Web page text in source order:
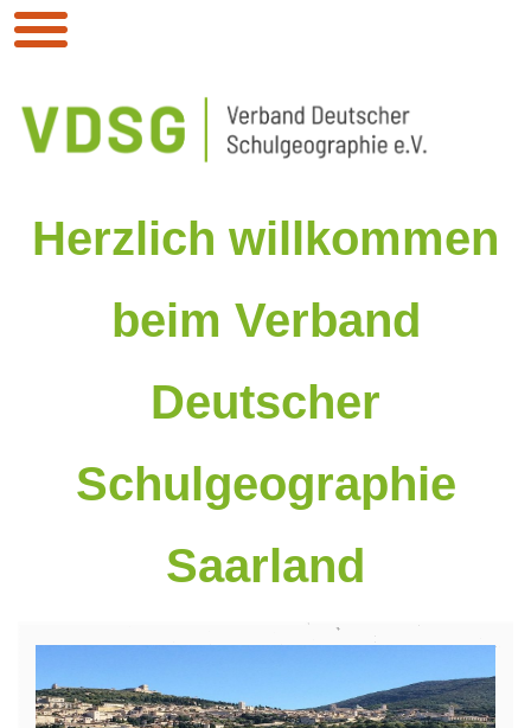
Herzlich willkommen
beim Verband
Deutscher
Schulgeographie
Saarland